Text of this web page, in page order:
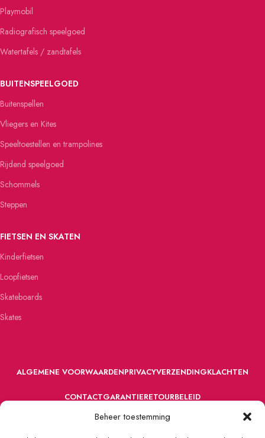
Beheer toestemming
Playmobil
Radiografisch speelgoed
Watertafels / zandtafels
BUITENSPEELGOED
Buitenspellen
Vliegers en Kites
Speeltoestellen en trampolines
Rijdend speelgoed
Schommels
Steppen
FIETSEN EN SKATEN
Kinderfietsen
Loopfietsen
Skateboards
Skates
ALGEMENE VOORWAARDENPRIVACYVERZENDINGKLACHTEN
CONTACTGARANTIERETOURBELEID